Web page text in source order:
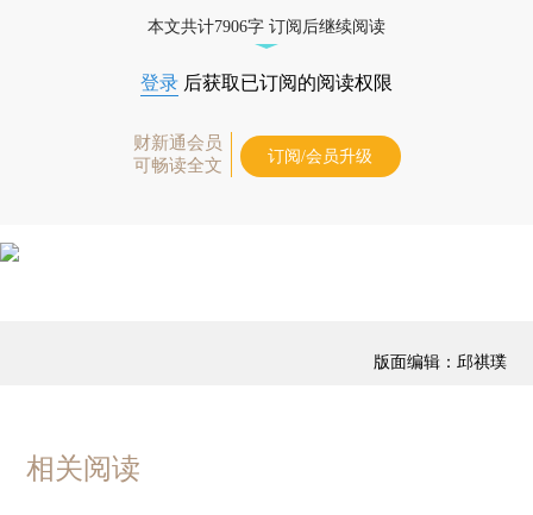
本文共计7906字 订阅后继续阅读
登录 后获取已订阅的阅读权限
财新通会员
可畅读全文
订阅/会员升级
版面编辑：邱祺璞
相关阅读